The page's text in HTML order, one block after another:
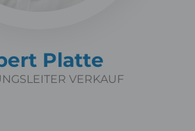
Platte
VERKAUF